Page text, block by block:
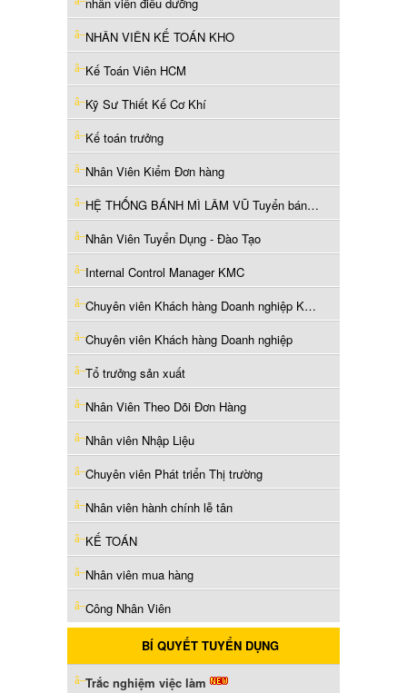
NHÂN VIÊN KẾ TOÁN KHO
Kế Toán Viên HCM
Kỹ Sư Thiết Kế Cơ Khí
Kế toán trưởng
Nhân Viên Kiểm Đơn hàng
HỆ THỐNG BÁNH MÌ LÂM VŨ Tuyển bán hàng ca sáng ở Thủ Đức
Nhân Viên Tuyển Dụng - Đào Tạo
Internal Control Manager KMC
Chuyên viên Khách hàng Doanh nghiệp KMC
Chuyên viên Khách hàng Doanh nghiệp
Tổ trưởng sản xuất
Nhân Viên Theo Dõi Đơn Hàng
Nhân viên Nhập Liệu
Chuyên viên Phát triển Thị trường
Nhân viên hành chính lễ tân
KẾ TOÁN
Nhân viên mua hàng
Công Nhân Viên
BÍ QUYẾT TUYỂN DỤNG
Trắc nghiệm việc làm